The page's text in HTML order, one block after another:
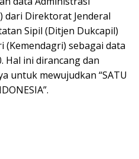
dari Direktorat Jenderal
Sipil (Ditjen Dukcapil)
(Kemendagri) sebagai data
Hal ini dirancang dan
untuk mewujudkan “SATU